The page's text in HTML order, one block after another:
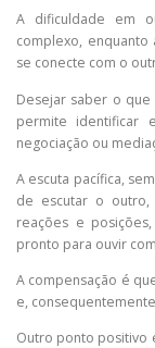
A dificuldade em
complexo,
se conecte com o
Desejar saber o
permite identificar
negociação ou
A escuta pacífica,
de escutar o outro,
reações e
pronto para ouvir
A compensação é
e,
Outro ponto positivo